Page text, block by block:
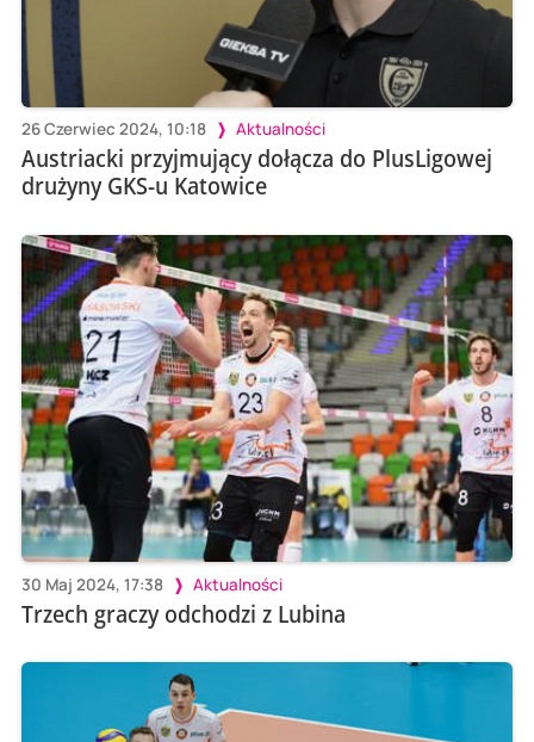
26 Czerwiec 2024, 10:18 Aktualności
Austriacki przyjmujący dołącza do PlusLigowej
drużyny GKS-u Katowice
30 Maj 2024, 17:38 Aktualności
Trzech graczy odchodzi z Lubina